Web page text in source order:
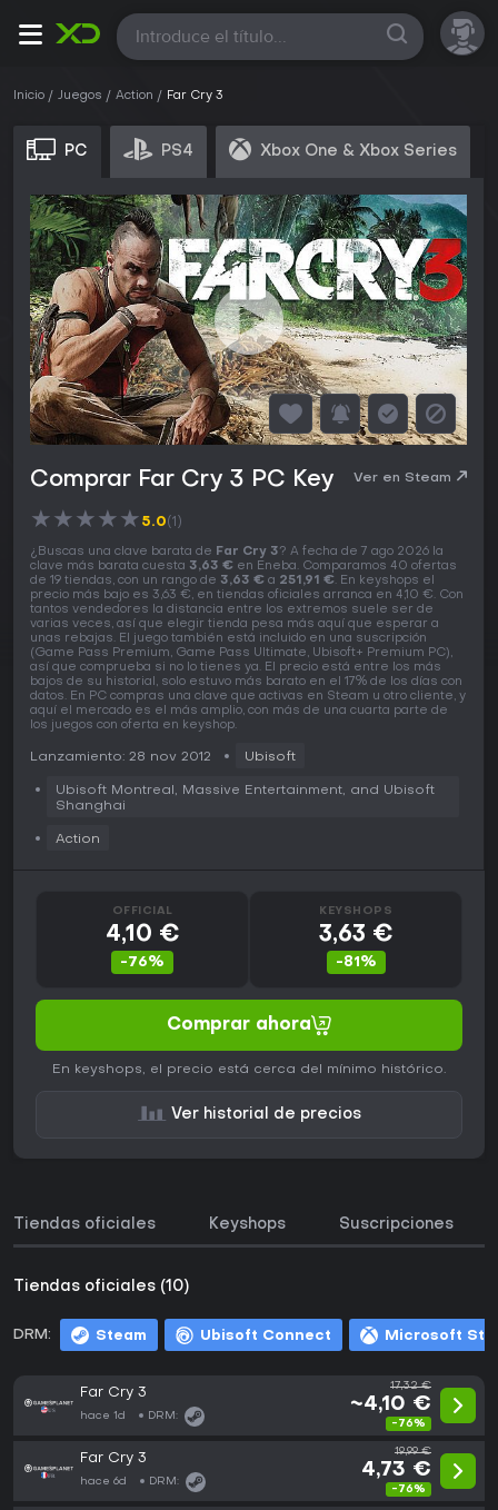
Todas
Inicio Juegos Action Far Cry 3
PC PS4 Xbox One & Xbox Series
Comprar Far Cry 3 PC Key Ver en Steam
★★★★★ 5.0(1)
¿Buscas una clave barata de Far Cry 3? A fecha de 7 ago 2026 la
clave más barata cuesta 3,63 € en Eneba. Comparamos 40 ofertas
de 19 tiendas, con un rango de 3,63 € a 251,91 €. En keyshops el
precio más bajo es 3,63 €, en tiendas oficiales arranca en 4,10 €. Con
tantos vendedores la distancia entre los extremos suele ser de
varias veces, así que elegir tienda pesa más aquí que esperar a
unas rebajas. El juego también está incluido en una suscripción
(Game Pass Premium, Game Pass Ultimate, Ubisoft+ Premium PC),
así que comprueba si no lo tienes ya. El precio está entre los más
bajos de su historial, solo estuvo más barato en el 17% de los días con
datos. En PC compras una clave que activas en Steam u otro cliente, y
aquí el mercado es el más amplio, con más de una cuarta parte de
los juegos con oferta en keyshop.
Lanzamiento: 28 nov 2012 Ubisoft
Ubisoft Montreal, Massive Entertainment, and Ubisoft
Shanghai
Action
OFFICIAL
4,10 €
-76%
KEYSHOPS
3,63 €
-81%
Comprar ahora
En keyshops, el precio está cerca del mínimo histórico.
Ver historial de precios
Tiendas oficiales Keyshops Suscripciones
Tiendas oficiales (10)
DRM: Steam Ubisoft Connect Microsoft
Far Cry 3
hace 1d DRM:
17,32 €
~4,10 €
-76%
Far Cry 3
hace 6d DRM:
19,99 €
4,73 €
-76%